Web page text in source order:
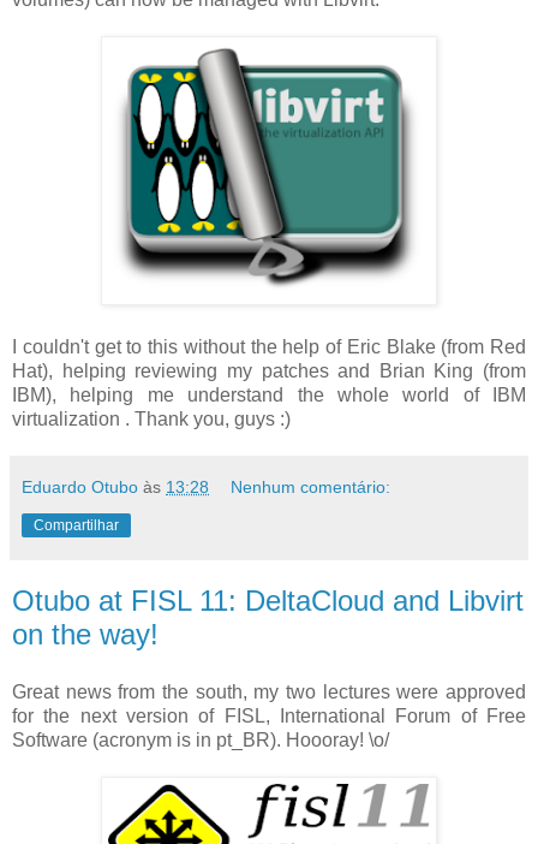
I couldn't get to this without the help of Eric Blake (from Red
Hat), helping reviewing my patches and Brian King (from
IBM), helping me understand the whole world of IBM
virtualization . Thank you, guys :)
Eduardo Otubo às 13:28 Nenhum comentário:
Compartilhar
Otubo at FISL 11: DeltaCloud and Libvirt
on the way!
Great news from the south, my two lectures were approved
for the next version of FISL, International Forum of Free
Software (acronym is in pt_BR). Hoooray! \o/